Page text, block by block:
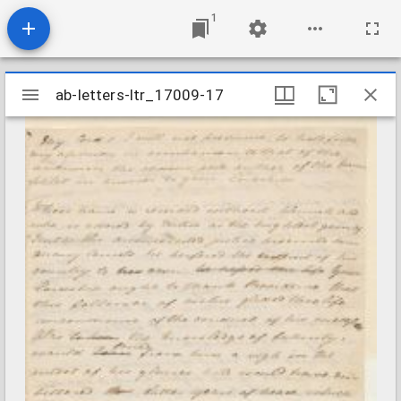
1
Mirador
viewer
ab-letters-ltr_17009-17
ab-letters-ltr_17009-17